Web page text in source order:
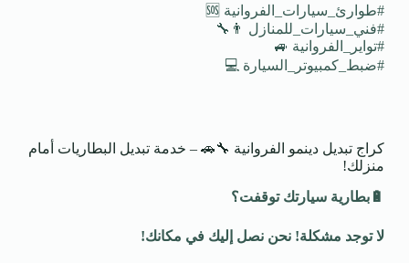
#طوارئ_سيارات_الفروانية 🆘
#فني_سيارات_للمنازل 👨‍🔧
#تواير_الفروانية 🚙
#ضبط_كمبيوتر_السيارة 💻
كراج تبديل دينمو الفروانية 🔧🚗 – خدمة تبديل البطاريات أمام
منزلك!
🔋 بطارية سيارتك توقفت؟
لا توجد مشكلة! نحن نصل إليك في مكانك!